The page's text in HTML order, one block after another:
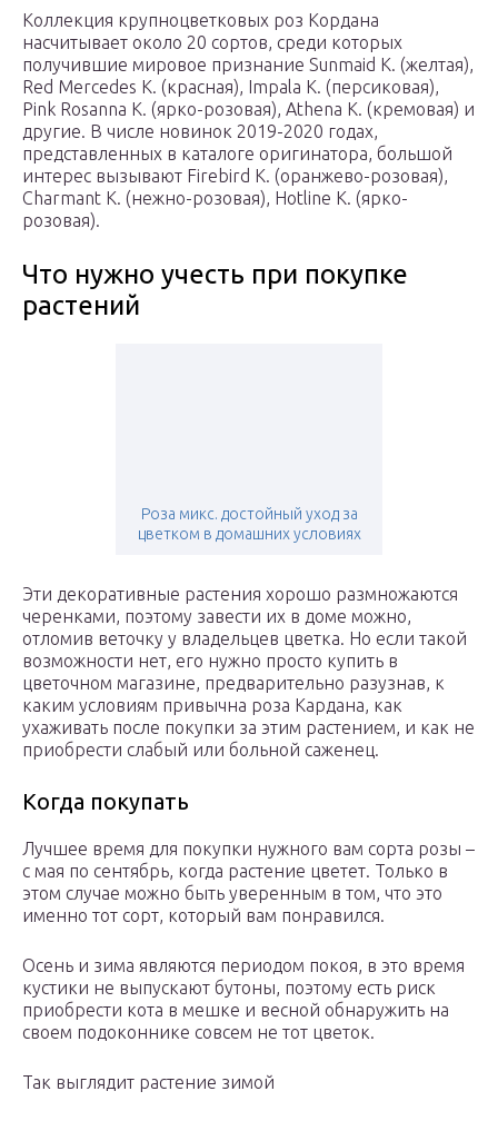
Коллекция крупноцветковых роз Кордана
насчитывает около 20 сортов, среди которых
получившие мировое признание Sunmaid K. (желтая),
Red Mercedes K. (красная), Impala K. (персиковая),
Pink Rosanna K. (ярко-розовая), Athena K. (кремовая) и
другие. В числе новинок 2019-2020 годах,
представленных в каталоге оригинатора, большой
интерес вызывают Firebird K. (оранжево-розовая),
Charmant K. (нежно-розовая), Hotline K. (ярко-
розовая).
Что нужно учесть при покупке
растений
Роза микс. достойный уход за
цветком в домашних условиях
Эти декоративные растения хорошо размножаются
черенками, поэтому завести их в доме можно,
отломив веточку у владельцев цветка. Но если такой
возможности нет, его нужно просто купить в
цветочном магазине, предварительно разузнав, к
каким условиям привычна роза Кардана, как
ухаживать после покупки за этим растением, и как не
приобрести слабый или больной саженец.
Когда покупать
Лучшее время для покупки нужного вам сорта розы –
с мая по сентябрь, когда растение цветет. Только в
этом случае можно быть уверенным в том, что это
именно тот сорт, который вам понравился.
Осень и зима являются периодом покоя, в это время
кустики не выпускают бутоны, поэтому есть риск
приобрести кота в мешке и весной обнаружить на
своем подоконнике совсем не тот цветок.
Так выглядит растение зимой